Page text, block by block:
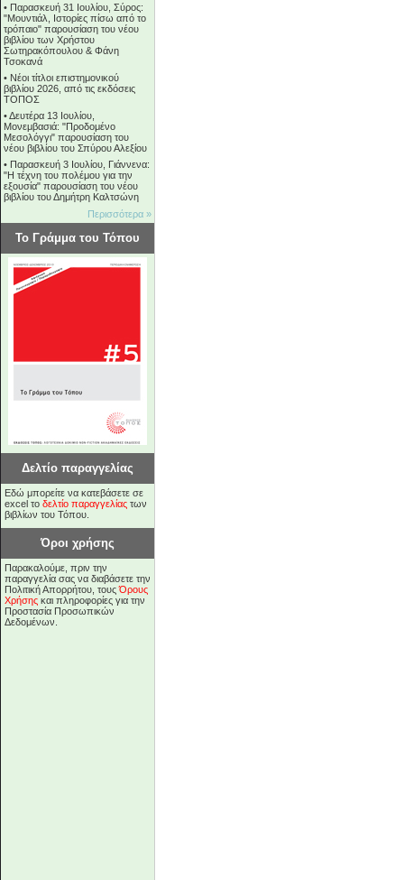
• Παρασκευή 31 Ιουλίου, Σύρος:
"Μουντιάλ, Ιστορίες πίσω από το
τρόπαιο" παρουσίαση του νέου
βιβλίου των Χρήστου
Σωτηρακόπουλου & Φάνη
Τσοκανά
• Νέοι τίτλοι επιστημονικού
βιβλίου 2026, από τις εκδόσεις
ΤΟΠΟΣ
•Δευτέρα 13 Ιουλίου,
Μονεμβασιά: "Προδομένο
Μεσολόγγι" παρουσίαση του
νέου βιβλίου του Σπύρου Αλεξίου
• Παρασκευή 3 Ιουλίου, Γιάννενα:
"Η τέχνη του πολέμου για την
εξουσία" παρουσίαση του νέου
βιβλίου του Δημήτρη Καλτσώνη
Περισσότερα »
Το Γράμμα του Τόπου
Δελτίο παραγγελίας
Εδώ μπορείτε να κατεβάσετε σε
excel το δελτίο παραγγελίας των
βιβλίων του Τόπου.
Όροι χρήσης
Παρακαλούμε, πριν την
παραγγελία σας να διαβάσετε την
Πολιτική Απορρήτου, τουςΌρους
Χρήσης και πληροφορίες για την
Προστασία Προσωπικών
Δεδομένων.